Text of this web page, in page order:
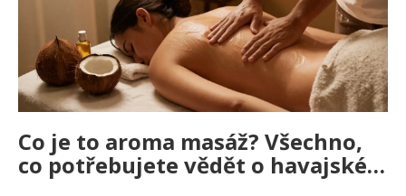
Co je to aroma masáž? Všechno,
co potřebujete vědět o havajské
masáži Lomi Lomi